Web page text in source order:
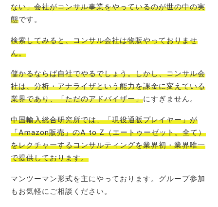
ない」会社がコンサル事業をやっているのが世の中の実
態です。
検索してみると、コンサル会社は物販やっておりませ
ん。
儲かるならば自社でやるでしょう。しかし、コンサル会
社は、分析・アナライザという能力を課金に変えている
業界であり、「ただのアドバイザー」にすぎません。
中国輸入総合研究所では、「現役通販プレイヤー」が
「Amazon販売」のA to Z（エートゥーゼット。全て）
をレクチャーするコンサルティングを業界初・業界唯一
で提供しております。
マンツーマン形式を主にやっております。グループ参加
もお気軽にご相談ください。